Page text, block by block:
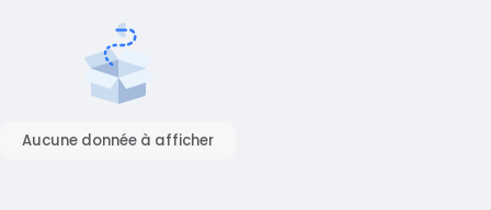
Aucune donnée à afficher